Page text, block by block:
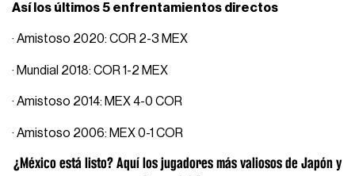
Así los últimos 5 enfrentamientos directos
· Amistoso 2020: COR 2-3 MEX
· Mundial 2018: COR 1-2 MEX
· Amistoso 2014: MEX 4-0 COR
· Amistoso 2006: MEX 0-1 COR
¿México está listo? Aquí los jugadores más valiosos de Japón y